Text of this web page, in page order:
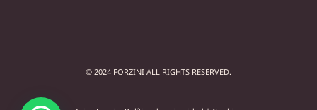
© 2024 FORZINI ALL RIGHTS RESERVED.